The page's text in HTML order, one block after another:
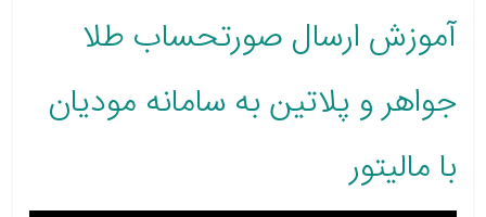
آموزش ارسال صورتحساب طلا
جواهر و پلاتین به سامانه مودیان
با مالیتور